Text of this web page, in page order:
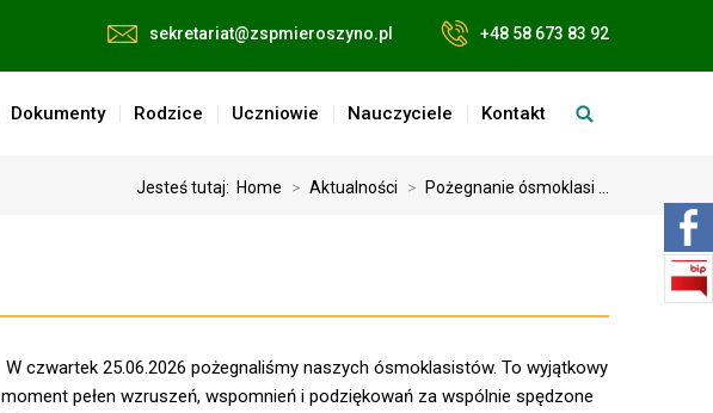
sekretariat@zspmieroszyno.pl +48 58 673 83 92
Dokumenty Rodzice Uczniowie Nauczyciele Kontakt
Jesteś tutaj: Home > Aktualności > Pożegnanie ósmoklasi ...
W czwartek 25.06.2026 pożegnaliśmy naszych ósmoklasistów. To wyjątkowy
moment pełen wzruszeń, wspomnień i podziękowań za wspólnie spędzone